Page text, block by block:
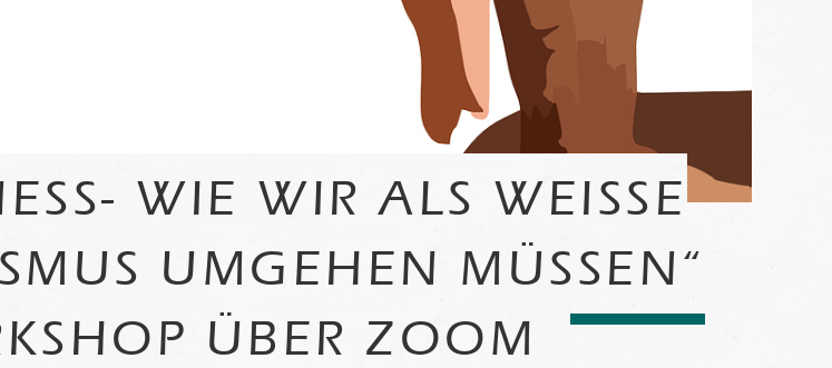
WIE WIR ALS WEISSE M
UMGEHEN MÜSSEN“ –
ÜBER ZOOM